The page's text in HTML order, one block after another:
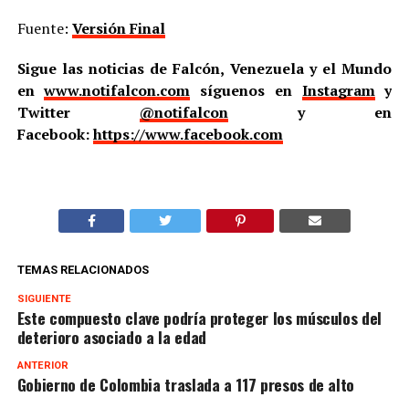
Fuente: Versión Final
Sigue las noticias de Falcón, Venezuela y el Mundo
enwww.notifalcon.com síguenos en Instagramy
Twitter @notifalcony en
Facebook:https://www.facebook.com
TEMAS RELACIONADOS
SIGUIENTE
Este compuesto clave podría proteger los músculos del
deterioro asociado a la edad
ANTERIOR
Gobierno de Colombia traslada a 117 presos de alto